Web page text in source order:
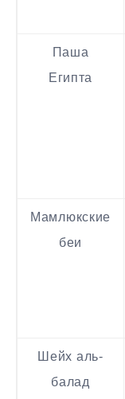
Паша
Египта
Мамлюкские
беи
Шейх аль-
балад